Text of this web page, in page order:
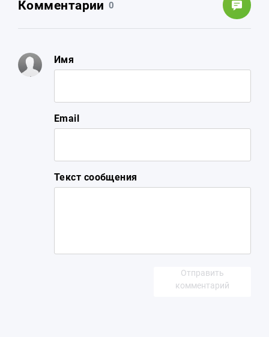
Комментарии 0
Имя
Email
Текст сообщения
Отправить
комментарий